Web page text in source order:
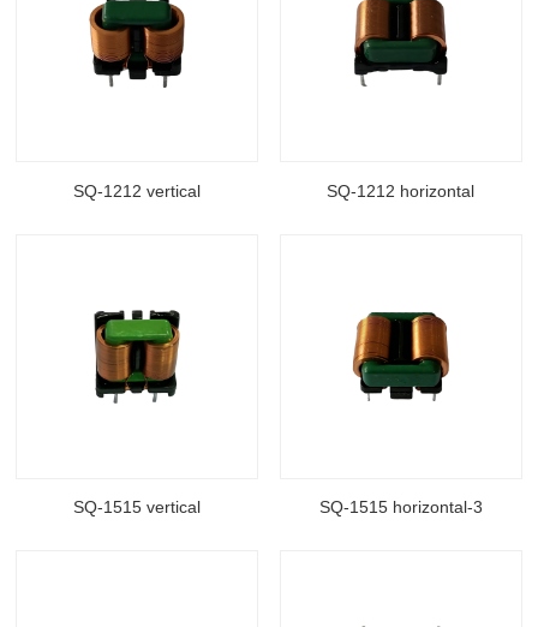
封装类型: DIP
长(mm): 17.5
宽(mm): 11
SQ-1212 vertical
封装类型: DIP
长(mm): 16.0
宽(mm): 13
SQ-1212 horizontal
SQ-1515 vertical
SQ-1515 horizontal-3